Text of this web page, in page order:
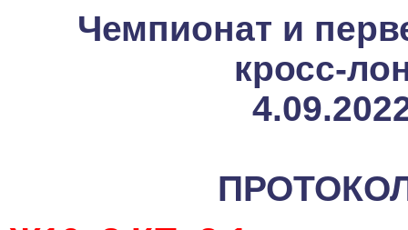
Чемпионат и
кросс-